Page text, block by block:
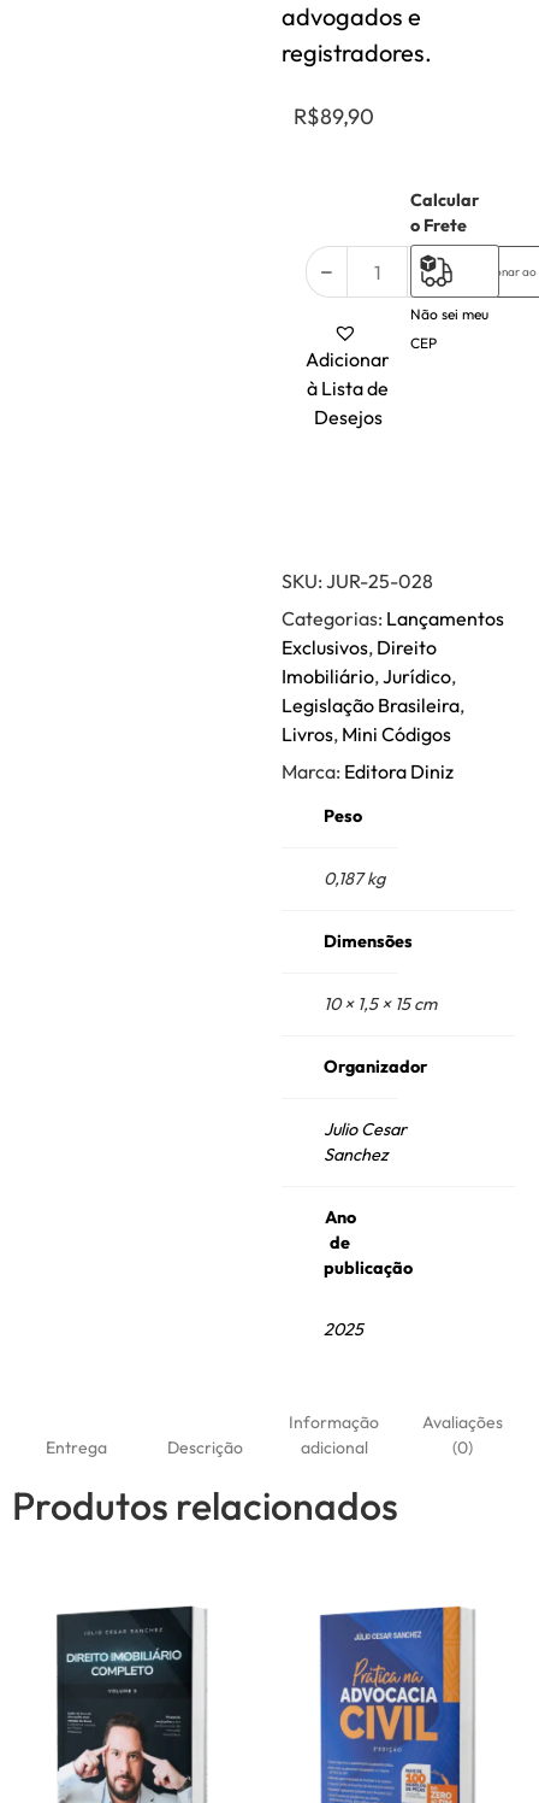
advogados e
registradores.
R$89,90
Adicionar
Adicionar
à Lista de
Desejos
Calcular
o Frete
Não sei meu
CEP
SKU: JUR-25-028
Categorias: Lançamentos
Exclusivos, Direito
Imobiliário,Jurídico,
Legislação Brasileira,
Livros, Mini Códigos
Marca: Editora Diniz
Peso
0,187 kg
Dimensões
10 × 1,5 × 15 cm
Organizador
Julio Cesar
Sanchez
Ano
de
publicação
2025
Entrega Descrição
Informação
adicional
Avaliações
(0)
Produtos relacionados